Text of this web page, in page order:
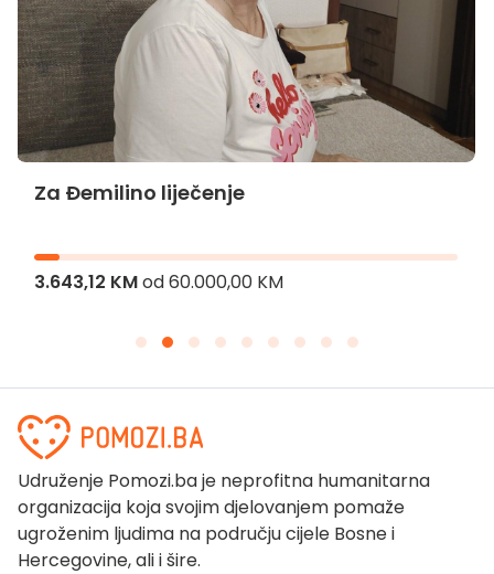
Za Đemilino liječenje
3.643,12 KMod60.000,00 KM
Udruženje Pomozi.ba je neprofitna humanitarna
organizacija koja svojim djelovanjem pomaže
ugroženim ljudima na području cijele Bosne i
Hercegovine, ali i šire.